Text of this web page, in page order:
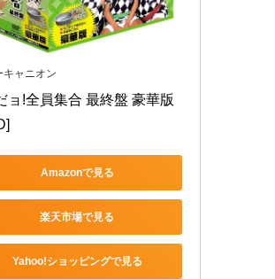
キャニオン
ョ!全員集合 最終盤 豪華版
Amazonで見る
楽天市場で見る
Yahoo!ショッピングで見る